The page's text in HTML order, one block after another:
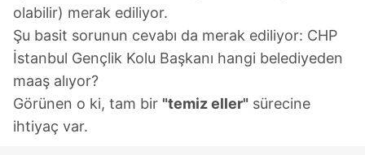
olabilir) merak ediliyor.
Şu basit sorunun cevabı da merak ediliyor: CHP
İstanbul Gençlik Kolu Başkanı hangi belediyeden
maaş alıyor?
Görünen o ki, tam bir "temiz eller" sürecine
ihtiyaç var.